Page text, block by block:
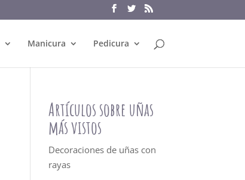
Manicura Pedicura
Artículos sobre uñas
más vistos
Decoraciones de uñas con
rayas